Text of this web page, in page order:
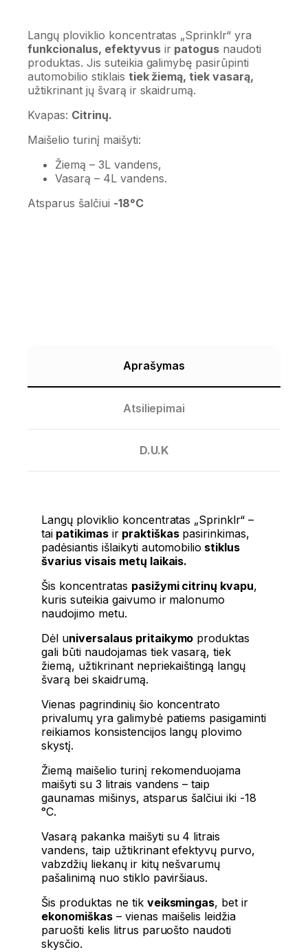
Langų ploviklio koncentratas „Sprinklr“ yra
funkcionalus, efektyvusir patogus naudoti
produktas. Jis suteikia galimybę pasirūpinti
automobilio stiklais tiek žiemą, tiek vasarą,
užtikrinant jų švarą ir skaidrumą.
Kvapas: Citrinų.
Maišelio turinį maišyti:
Žiemą – 3L vandens,
Vasarą – 4L vandens.
Atsparus šalčiui -18°C
Aprašymas
Atsiliepimai
D.U.K
Langų ploviklio koncentratas „Sprinklr“ –
taipatikimasirpraktiškaspasirinkimas,
padėsiantis išlaikyti automobilio stiklus
švarius visais metų laikais.
Šis koncentratas pasižymi citrinų kvapu,
kuris suteikia gaivumo ir malonumo
naudojimo metu.
Dėl universalaus pritaikymo produktas
gali būti naudojamas tiek vasarą, tiek
žiemą, užtikrinant nepriekaištingą langų
švarą bei skaidrumą.
Vienas pagrindinių šio koncentrato
privalumų yra galimybė patiems pasigaminti
reikiamos konsistencijos langų plovimo
skystį.
Žiemą maišelio turinį rekomenduojama
maišyti su 3 litrais vandens – taip
gaunamas mišinys, atsparus šalčiui iki -18
°C.
Vasarą pakanka maišyti su 4 litrais
vandens, taip užtikrinant efektyvų purvo,
vabzdžių liekanų ir kitų nešvarumų
pašalinimą nuo stiklo paviršiaus.
Šis produktas ne tik veiksmingas, bet ir
ekonomiškas– vienas maišelis leidžia
paruošti kelis litrus paruošto naudoti
skysčio.